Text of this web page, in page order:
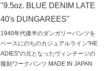
"9.5oz. BLUE DENIM LATE
40's DUNGAREES"
1940年代後半のダンガリーパンツを
ベースにのちのカジュアルライン"HE
ADIES"の元となったヴィンテージの
復刻ワークパンツ MADE IN JAPAN